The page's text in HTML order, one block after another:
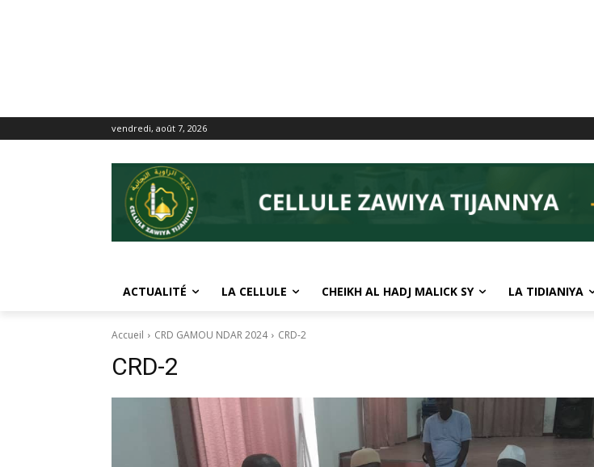
vendredi, août 7, 2026
ACTUALITÉ LA CELLULE CHEIKH AL HADJ MALICK SY LA TIDIANIYA
Accueil CRD GAMOU NDAR 2024 CRD-2
CRD-2